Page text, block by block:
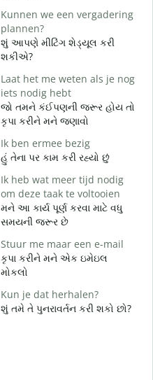
Kunnen we een vergadering
plannen?
શું આપણે મીટિંગ શેડ્યૂલ કરી
શકીએ?
Laat het me weten als je nog
iets nodig hebt
જો તમને કંઈપણની જરૂર હોય તો
કૃપા કરીને મને જણાવો
Ik ben ermee bezig
હું તેના પર કામ કરી રહ્યો છું
Ik heb wat meer tijd nodig
om deze taak te voltooien
મને આ કાર્ય પૂર્ણ કરવા માટે વધુ
સમયની જરૂર છે
Stuur me maar een e-mail
કૃપા કરીને મને એક ઇમેઇલ
મોકલો
Kun je dat herhalen?
શું તમે તે પુનરાવર્તન કરી શકો છો?